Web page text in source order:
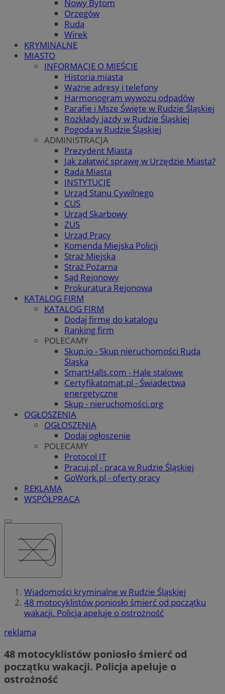
Nowy Bytom
Orzegów
Ruda
Wirek
KRYMINALNE
MIASTO
INFORMACJE O MIEŚCIE
Historia miasta
Ważne adresy i telefony
Harmonogram wywozu odpadów
Parafie i Msze Święte w Rudzie Śląskiej
Rozkłady jazdy w Rudzie Śląskiej
Pogoda w Rudzie Śląskiej
ADMINISTRACJA
Prezydent Miasta
Jak załatwić sprawę w Urzędzie Miasta?
Rada Miasta
INSTYTUCJE
Urząd Stanu Cywilnego
CUS
Urząd Skarbowy
ZUS
Urząd Pracy
Komenda Miejska Policji
Straż Miejska
Straż Pożarna
Sąd Rejonowy
Prokuratura Rejonowa
KATALOG FIRM
KATALOG FIRM
Dodaj firmę do katalogu
Ranking firm
POLECAMY
Skup.io - Skup nieruchomości Ruda
Śląska
SmartHalls.com - Hale stalowe
Certyfikatomat.pl - Świadectwa
energetyczne
Skup - nieruchomości.org
OGŁOSZENIA
OGŁOSZENIA
Dodaj ogłoszenie
POLECAMY
Protocol IT
Pracuj.pl - praca w Rudzie Śląskiej
GoWork.pl - oferty pracy
REKLAMA
WSPÓŁPRACA
Wiadomości kryminalne w Rudzie Śląskiej
48 motocyklistów poniosło śmierć od początku
wakacji. Policja apeluje o ostrożność
reklama
48 motocyklistów poniosło śmierć od
początku wakacji. Policja apeluje o
ostrożność